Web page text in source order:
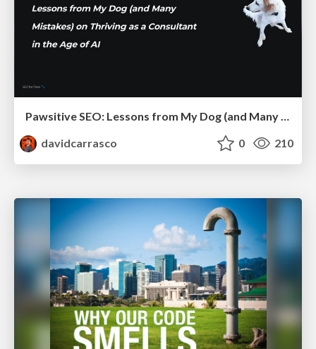
Pawsitive SEO: Lessons from My Dog (and Many Mistakes) on Thriving as a Consultant in the Age of AI
davidcarrasco
0 210